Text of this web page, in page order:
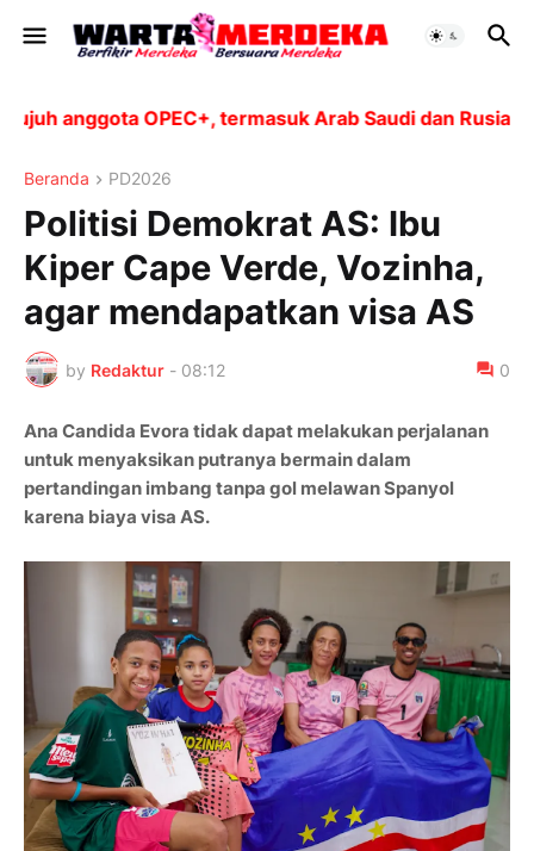
anggota OPEC+, termasuk Arab Saudi dan Rusia,
Beranda PD2026
Politisi Demokrat AS: Ibu
Kiper Cape Verde, Vozinha,
agar mendapatkan visa AS
by Redaktur - 08:12 0
Ana Candida Evora tidak dapat melakukan perjalanan
untuk menyaksikan putranya bermain dalam
pertandingan imbang tanpa gol melawan Spanyol
karena biaya visa AS.